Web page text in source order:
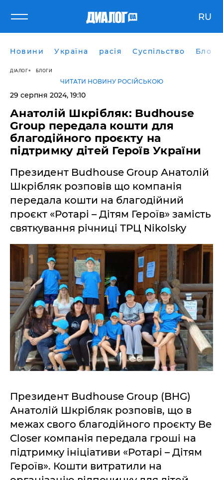
RU
Новини Україна расія Суспільство Блоги
ДІАЛОГ БЛОГИ
ЧИТАТИ НОВИНУ РОСІЙСЬКОЮ
29 серпня 2024, 19:10
Анатолій Шкрібляк: Budhouse
Group передала кошти для
благодійного проєкту на
підтримку дітей Героїв України
Президент Budhouse Group Анатолій
Шкрібляк розповів що компанія
передала кошти на благодійний
проєкт «Ротарі – Дітям Героїв» замість
святкування річниці ТРЦ Nikolsky
Президент Budhouse Group (BHG)
Анатолій Шкрібляк розповів, що в
межах свого благодійного проєкту Be
Closer компанія передала гроші на
підтримку ініціативи «Ротарі – Дітям
Героїв». Кошти витратили на